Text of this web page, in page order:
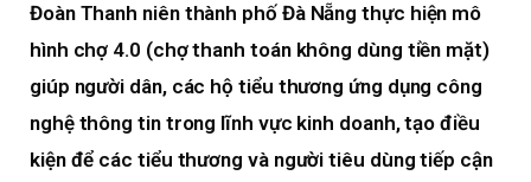
Đoàn Thanh niên thành phố Đà Nẵng thực hiện mô
hình chợ 4.0 (chợ thanh toán không dùng tiền mặt)
giúp người dân, các hộ tiểu thương ứng dụng công
nghệ thông tin trong lĩnh vực kinh doanh, tạo điều
kiện để các tiểu thương và người tiêu dùng tiếp cận